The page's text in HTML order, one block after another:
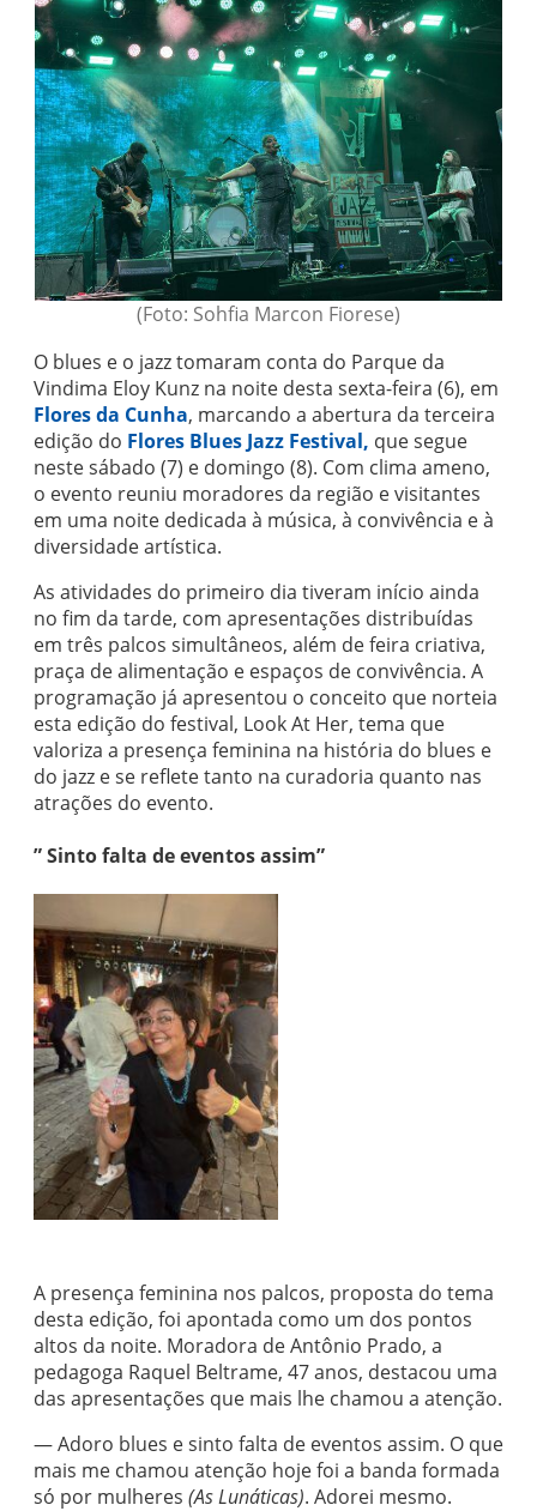
(Foto: Sohfia Marcon Fiorese)
O blues e o jazz tomaram conta do Parque da
Vindima Eloy Kunz na noite desta sexta-feira (6), em
Flores da Cunha, marcando a abertura da terceira
edição do Flores Blues Jazz Festival, que segue
neste sábado (7) e domingo (8). Com clima ameno,
o evento reuniu moradores da região e visitantes
em uma noite dedicada à música, à convivência e à
diversidade artística.
As atividades do primeiro dia tiveram início ainda
no fim da tarde, com apresentações distribuídas
em três palcos simultâneos, além de feira criativa,
praça de alimentação e espaços de convivência. A
programação já apresentou o conceito que norteia
esta edição do festival, Look At Her, tema que
valoriza a presença feminina na história do blues e
do jazz e se reflete tanto na curadoria quanto nas
atrações do evento.
” Sinto falta de eventos assim”
A presença feminina nos palcos, proposta do tema
desta edição, foi apontada como um dos pontos
altos da noite. Moradora de Antônio Prado, a
pedagoga Raquel Beltrame, 47 anos, destacou uma
das apresentações que mais lhe chamou a atenção.
— Adoro blues e sinto falta de eventos assim. O que
mais me chamou atenção hoje foi a banda formada
só por mulheres (As Lunáticas). Adorei mesmo.